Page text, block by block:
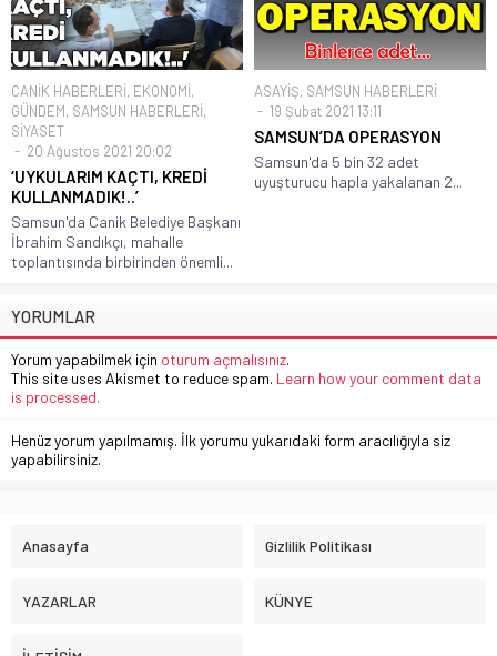
CANİK HABERLERİ, EKONOMİ,
GÜNDEM, SAMSUN HABERLERİ,
SİYASET
20 Ağustos 2021 20:02
‘UYKULARIM KAÇTI, KREDİ
KULLANMADIK!..’
Samsun'da Canik Belediye Başkanı
İbrahim Sandıkçı, mahalle
toplantısında birbirinden önemli...
ASAYİŞ, SAMSUN HABERLERİ
19 Şubat 2021 13:11
SAMSUN’DA OPERASYON
Samsun'da 5 bin 32 adet
uyuşturucu hapla yakalanan 2...
YORUMLAR
Yorum yapabilmek için oturum açmalısınız.
This site uses Akismet to reduce spam. Learn how your comment data
is processed.
Henüz yorum yapılmamış. İlk yorumu yukarıdaki form aracılığıyla siz
yapabilirsiniz.
Anasayfa Gizlilik Politikası
YAZARLAR KÜNYE